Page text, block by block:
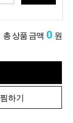
총 상품 금액 0 원
찜하기